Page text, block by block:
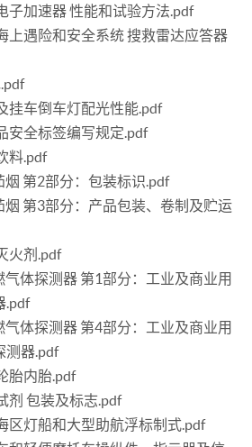
子加速器 性能和试验方法.pdf
上遇险和安全系统 搜救雷达应答器
挂车倒车灯配光性能.pdf
安全标签编写规定.pdf
料.pdf
烟 第2部分：包装标识.pdf
烟 第3部分：产品包装、卷制及贮运
火剂.pdf
体探测器 第1部分：工业及商业用
.pdf
体探测器 第4部分：工业及商业用
测器.pdf
胎内胎.pdf
剂 包装及标志.pdf
区灯船和大型助航浮标制式.pdf